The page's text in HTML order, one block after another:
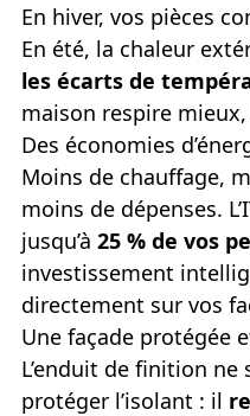
En hiver, vos pièces
En été, la chaleur
les écarts de
maison respire
Des économies
Moins de chauffage,
moins de dépenses.
jusqu’à 25 % de vos
investissement
directement sur vos
Une façade protégée
L’enduit de finition
protéger l’isolant : il